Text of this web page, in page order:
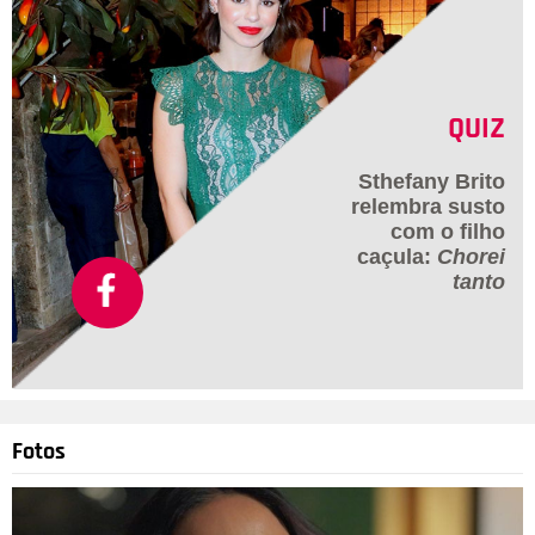
QUIZ
Sthefany Brito
relembra susto
com o filho
caçula: Chorei
tanto
Fotos